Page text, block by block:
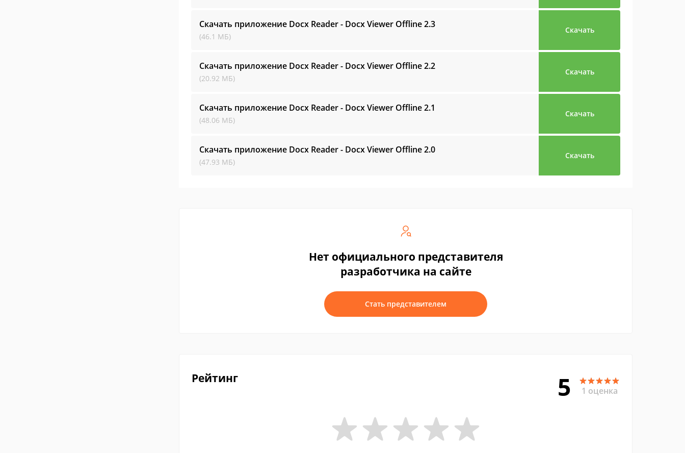
Скачать приложение Docx Reader - Docx Viewer Offline2.3
(46.1 МБ)
Скачать
Скачать приложение Docx Reader - Docx Viewer Offline2.2
(20.92 МБ)
Скачать
Скачать приложение Docx Reader - Docx Viewer Offline2.1
(48.06 МБ)
Скачать
Скачать приложение Docx Reader - Docx Viewer Offline2.0
(47.93 МБ)
Скачать
Нет официального представителя
разработчика на сайте
Стать представителем
Рейтинг 5 1 оценка